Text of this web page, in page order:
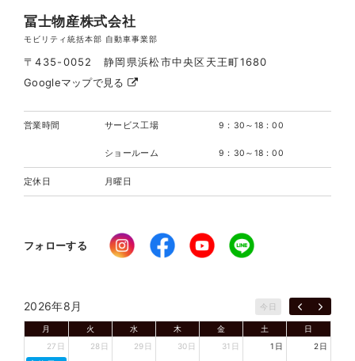
冨士物産株式会社
モビリティ統括本部 自動車事業部
〒435-0052 静岡県浜松市中央区天王町1680
Googleマップで見る
営業時間 サービス工場 9：30～18：00
ショールーム 9：30～18：00
定休日 月曜日
フォローする
2026年8月 今日
月 火 水 木 金 土
日
27日
28日 29日 30日 31日 1日 2日